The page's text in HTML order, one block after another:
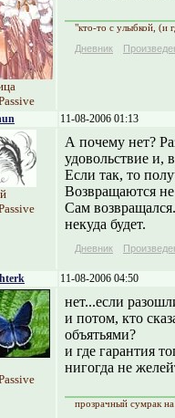
"кто-то с улыбкой, (и
Дневник
11-08-2006 01:13
А почему нет?
удовольствие и,
Если так, то
Возвращаются
Сам
некуда будет.
Дневник
11-08-2006 04:50
нет...если
и потом, кто
объятьями?
и где гарантия
нигогда не
прозрачный сумрак